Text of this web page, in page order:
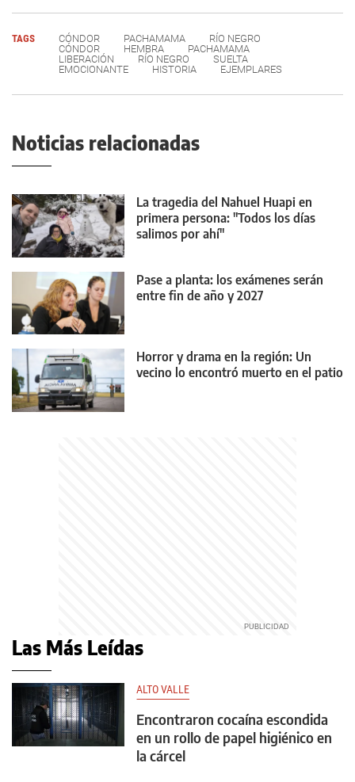
TAGS CÓNDOR PACHAMAMA
RÍO NEGRO
CÓNDOR
HEMBRA
PACHAMAMA
LIBERACIÓN
RÍO NEGRO
SUELTA
EMOCIONANTE
HISTORIA EJEMPLARES
Noticias relacionadas
La tragedia del Nahuel Huapi en
primera persona: "Todos los días
salimos por ahí"
Pase a planta: los exámenes serán
entre fin de año y 2027
Horror y drama en la región: Un
vecino lo encontró muerto en el patio
Las Más Leídas
ALTO VALLE
Encontraron cocaína escondida
en un rollo de papel higiénico en
la cárcel